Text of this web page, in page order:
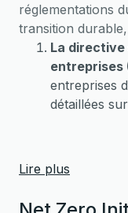
réglementations
transition
La
entreprises
entreprises
détaillées
(ESG).
établit un
Lire plus